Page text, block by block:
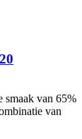
smaak van 65%
van